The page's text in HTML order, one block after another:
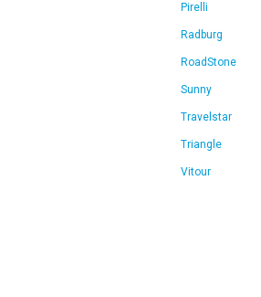
Pirelli
Radburg
RoadStone
Sunny
Travelstar
Triangle
Vitour